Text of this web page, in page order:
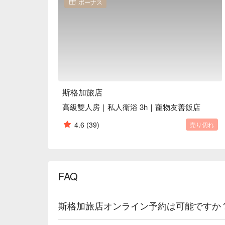
斯格加旅店
高級雙人房｜私人衛浴 3h｜寵物友善飯店
4.6 (39) 売り切れ
FAQ
斯格加旅店オンライン予約は可能ですか